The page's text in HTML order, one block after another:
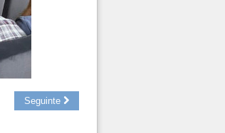
Seguinte